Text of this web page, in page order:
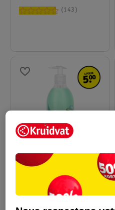
143
Kruidvat Aloe Vera
Savon À Mains
500ml
1.
69